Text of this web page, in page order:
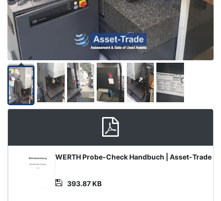
Product
Document
WERTH Probe-Check Handbuch | Asset-Trade
393.87 KB